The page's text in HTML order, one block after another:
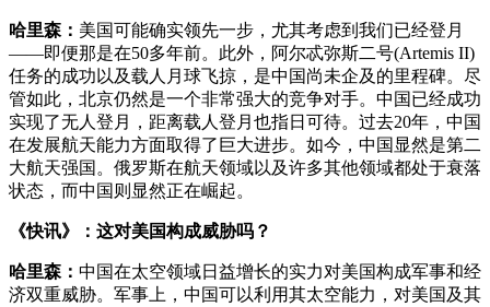
哈里森： 美国可能确实领先一步，尤其考虑到我们已经登月
——即便那是在50多年前。此外，阿尔忒弥斯二号(Artemis II)
任务的成功以及载人月球飞掠，是中国尚未企及的里程碑。尽
管如此，北京仍然是一个非常强大的竞争对手。中国已经成功
实现了无人登月，距离载人登月也指日可待。过去20年，中国
在发展航天能力方面取得了巨大进步。如今，中国显然是第二
大航天强国。俄罗斯在航天领域以及许多其他领域都处于衰落
状态，而中国则显然正在崛起。
《快讯》：这对美国构成威胁吗？
哈里森： 中国在太空领域日益增长的实力对美国构成军事和经
济双重威胁。军事上，中国可以利用其太空能力，对美国及其